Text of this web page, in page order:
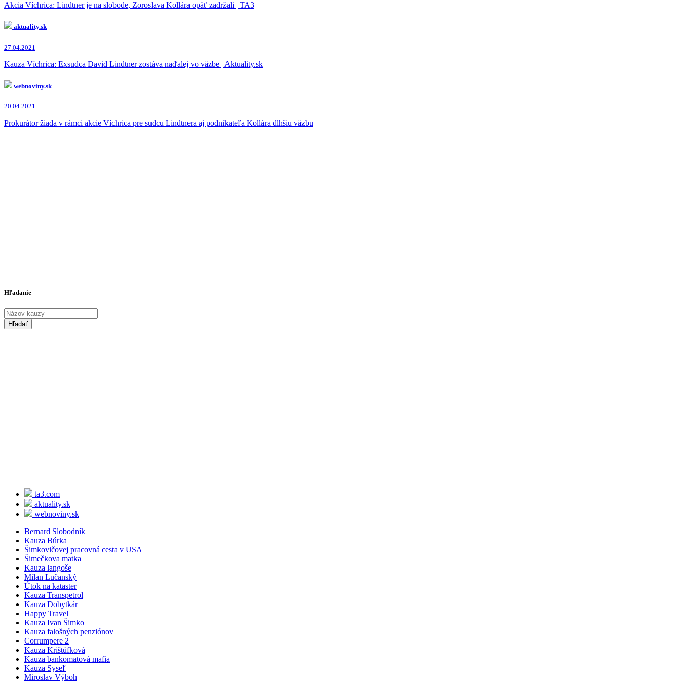
Richard Molnár(1x)
Akcia Víchrica: Lindtner je na slobode, Zoroslava Kollára opäť zadržali | TA3
aktuality.sk
27.04.2021
Kauza Víchrica: Exsudca David Lindtner zostáva naďalej vo väzbe | Aktuality.sk
webnoviny.sk
20.04.2021
Prokurátor žiada v rámci akcie Víchrica pre sudcu Lindtnera aj podnikateľa Kollára dlhšiu väzbu
Hľadanie
ta3.com
aktuality.sk
webnoviny.sk
Bernard Slobodník
Kauza Búrka
Šimkovičovej pracovná cesta v USA
Šimečkova matka
Kauza langoše
Milan Lučanský
Útok na kataster
Kauza Transpetrol
Kauza Dobytkár
Happy Travel
Kauza Ivan Šimko
Kauza falošných penziónov
Corrumpere 2
Kauza Krištúfková
Kauza bankomatová mafia
Kauza Syseľ
Miroslav Výboh